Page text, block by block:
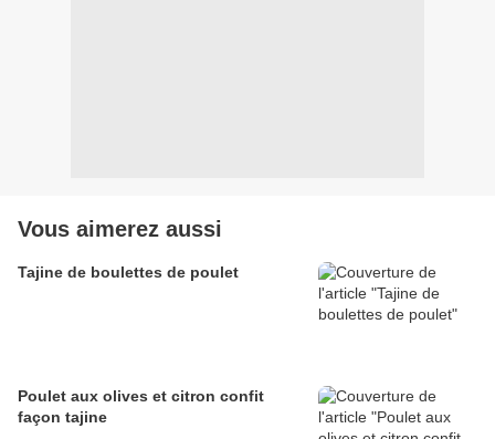
Vous aimerez aussi
Tajine de boulettes de poulet
Poulet aux olives et citron confit
façon tajine